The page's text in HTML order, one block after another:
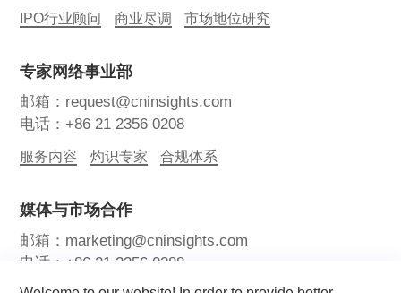
IPO行业顾问 商业尽调 市场地位研究
专家网络事业部
邮箱：request@cninsights.com
电话：+86 21 2356 0208
服务内容 灼识专家 合规体系
媒体与市场合作
邮箱：marketing@cninsights.com
电话：+86 21 2356 0288